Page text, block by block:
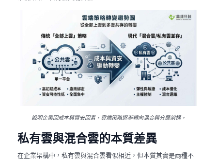
說明企業因成本與資安因素，雲端策略逐漸轉向混合與分層架構。
私有雲與混合雲的本質差異
在企業架構中， 私有雲與混合雲看似相近，但本質其實是兩種不